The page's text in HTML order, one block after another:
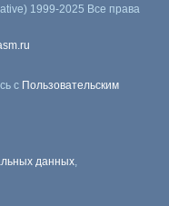
1999-2025 Все права
с Пользовательским
данных